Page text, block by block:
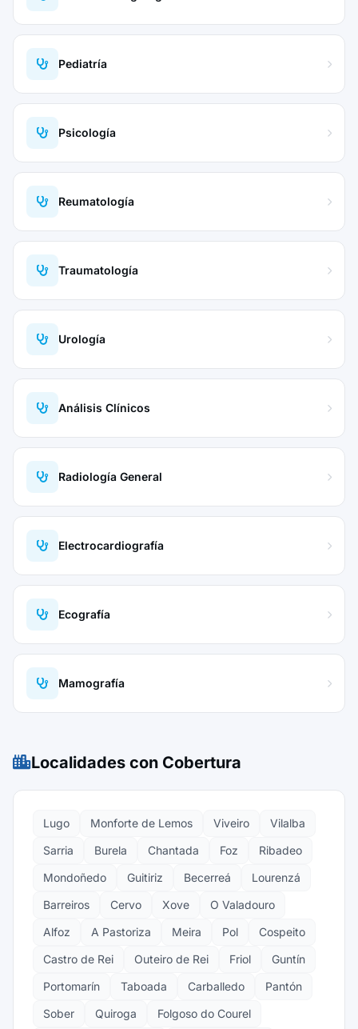
Pediatría
Psicología
Reumatología
Traumatología
Urología
Análisis Clínicos
Radiología General
Electrocardiografía
Ecografía
Mamografía
Localidades con Cobertura
Lugo Monforte de Lemos Viveiro
Vilalba
Sarria
Burela Chantada Foz
Ribadeo
Mondoñedo
Guitiriz Becerreá
Lourenzá
Barreiros
Cervo Xove
O Valadouro
Alfoz
A Pastoriza Meira Pol
Cospeito
Castro de Rei
Outeiro de Rei Friol
Guntín
Portomarín
Taboada Carballedo
Pantón
Sober
Quiroga Folgoso do Courel